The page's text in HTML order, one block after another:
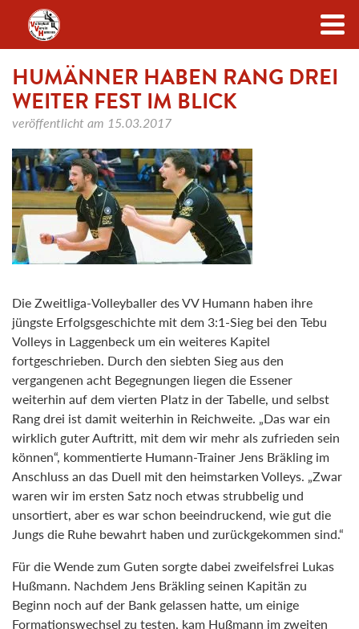
Zum Inhalt
HUMÄNNER HABEN RANG DREI
WEITER FEST IM BLICK
veröffentlicht am 15.03.2017
Die Zweitliga-Volleyballer des VV Humann haben ihre
jüngste Erfolgsgeschichte mit dem 3:1-Sieg bei den Tebu
Volleys in Laggenbeck um ein weiteres Kapitel
fortgeschrieben. Durch den siebten Sieg aus den
vergangenen acht Begegnungen liegen die Essener
weiterhin auf dem vierten Platz in der Tabelle, und selbst
Rang drei ist damit weiterhin in Reichweite. „Das war ein
wirklich guter Auftritt, mit dem wir mehr als zufrieden sein
können“, kommentierte Humann-Trainer Jens Bräkling im
Anschluss an das Duell mit den heimstarken Volleys. „Zwar
waren wir im ersten Satz noch etwas strubbelig und
unsortiert, aber es war schon beeindruckend, wie gut die
Jungs die Ruhe bewahrt haben und zurückgekommen sind.“
Für die Wende zum Guten sorgte dabei zweifelsfrei Lukas
Hußmann. Nachdem Jens Bräkling seinen Kapitän zu
Beginn noch auf der Bank gelassen hatte, um einige
Formationswechsel zu testen, kam Hußmann im zweiten